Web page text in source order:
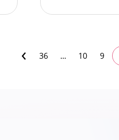
9
10
...
36
›